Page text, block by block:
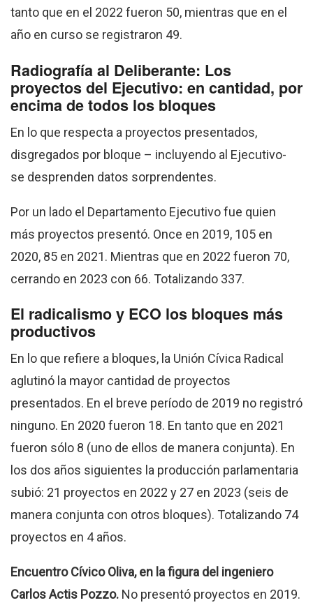
tanto que en el 2022 fueron 50, mientras que en el
año en curso se registraron 49.
Radiografía al Deliberante: Los
proyectos del Ejecutivo: en cantidad, por
encima de todos los bloques
En lo que respecta a proyectos presentados,
disgregados por bloque – incluyendo al Ejecutivo-
se desprenden datos sorprendentes.
Por un lado el Departamento Ejecutivo fue quien
más proyectos presentó. Once en 2019, 105 en
2020, 85 en 2021. Mientras que en 2022 fueron 70,
cerrando en 2023 con 66. Totalizando 337.
El radicalismo y ECO los bloques más
productivos
En lo que refiere a bloques, la Unión Cívica Radical
aglutinó la mayor cantidad de proyectos
presentados. En el breve período de 2019 no registró
ninguno. En 2020 fueron 18. En tanto que en 2021
fueron sólo 8 (uno de ellos de manera conjunta). En
los dos años siguientes la producción parlamentaria
subió: 21 proyectos en 2022 y 27 en 2023 (seis de
manera conjunta con otros bloques). Totalizando 74
proyectos en 4 años.
Encuentro Cívico Oliva, en la figura del ingeniero
Carlos Actis Pozzo. No presentó proyectos en 2019.